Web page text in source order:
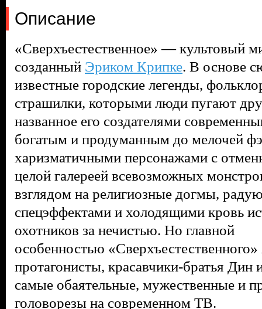
Описание
«Сверхъестественное» — культовый
созданный Эриком Крипке. В основе
известные городские легенды,
страшилки, которыми люди пугают
названное его создателями
богатым и продуманным до мелочей
харизматичными персонажами с
целой галереей всевозможных
взглядом на религиозные догмы,
спецэффектами и холодящими кровь
охотников за нечистью. Но главной
особенностью «Сверхъестественного»
протагонисты, красавчики-братья
самые обаятельные, мужественные и
головорезы на современном ТВ.